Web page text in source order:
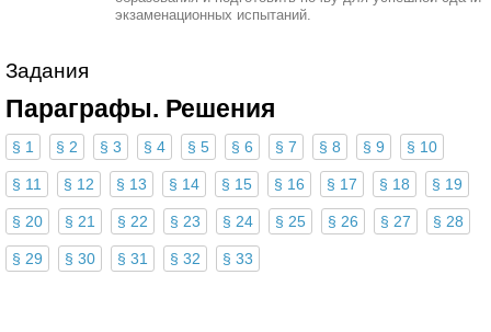
экзаменационных испытаний.
Задания
Параграфы. Решения
§ 1 § 2 § 3 § 4 § 5 § 6 § 7 § 8 § 9 § 10
§ 11 § 12 § 13 § 14 § 15 § 16 § 17 § 18 § 19
§ 20 § 21 § 22 § 23 § 24 § 25 § 26 § 27 § 28
§ 29 § 30 § 31 § 32 § 33